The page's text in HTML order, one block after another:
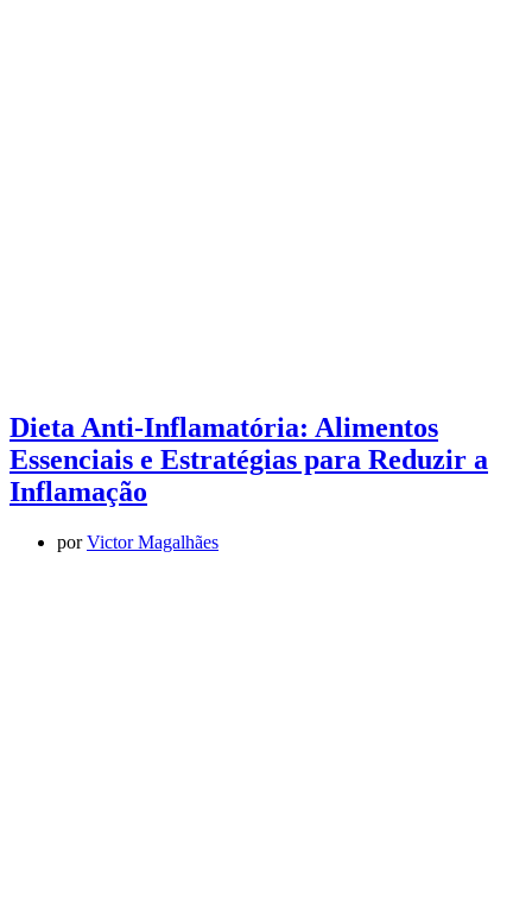
Dieta Anti-Inflamatória: Alimentos
Essenciais e Estratégias para Reduzir a
Inflamação
porVictor Magalhães